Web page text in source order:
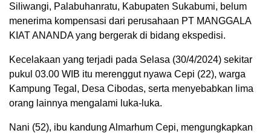
Siliwangi, Palabuhanratu, Kabupaten Sukabumi, belum
menerima kompensasi dari perusahaan PT MANGGALA
KIAT ANANDA yang bergerak di bidang ekspedisi.
Kecelakaan yang terjadi pada Selasa (30/4/2024) sekitar
pukul 03.00 WIB itu merenggut nyawa Cepi (22), warga
Kampung Tegal, Desa Cibodas, serta menyebabkan lima
orang lainnya mengalami luka-luka.
Nani (52), ibu kandung Almarhum Cepi, mengungkapkan